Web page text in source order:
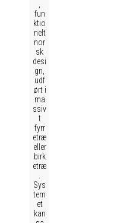
fun
ktio
nelt
nor
sk
desi
gn,
udf
ørt i
ma
ssiv
t
fyrr
etræ
eller
birk
etræ
Sys
tem
et
kan